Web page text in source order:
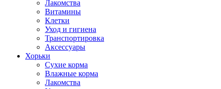
Лакомства
Витамины
Клетки
Уход и гигиена
Транспортировка
Аксессуары
Хорьки
Сухие корма
Влажные корма
Лакомства